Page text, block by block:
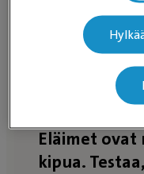
Eläimet
kipua.